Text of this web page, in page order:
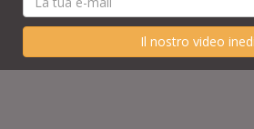
Il nostro video